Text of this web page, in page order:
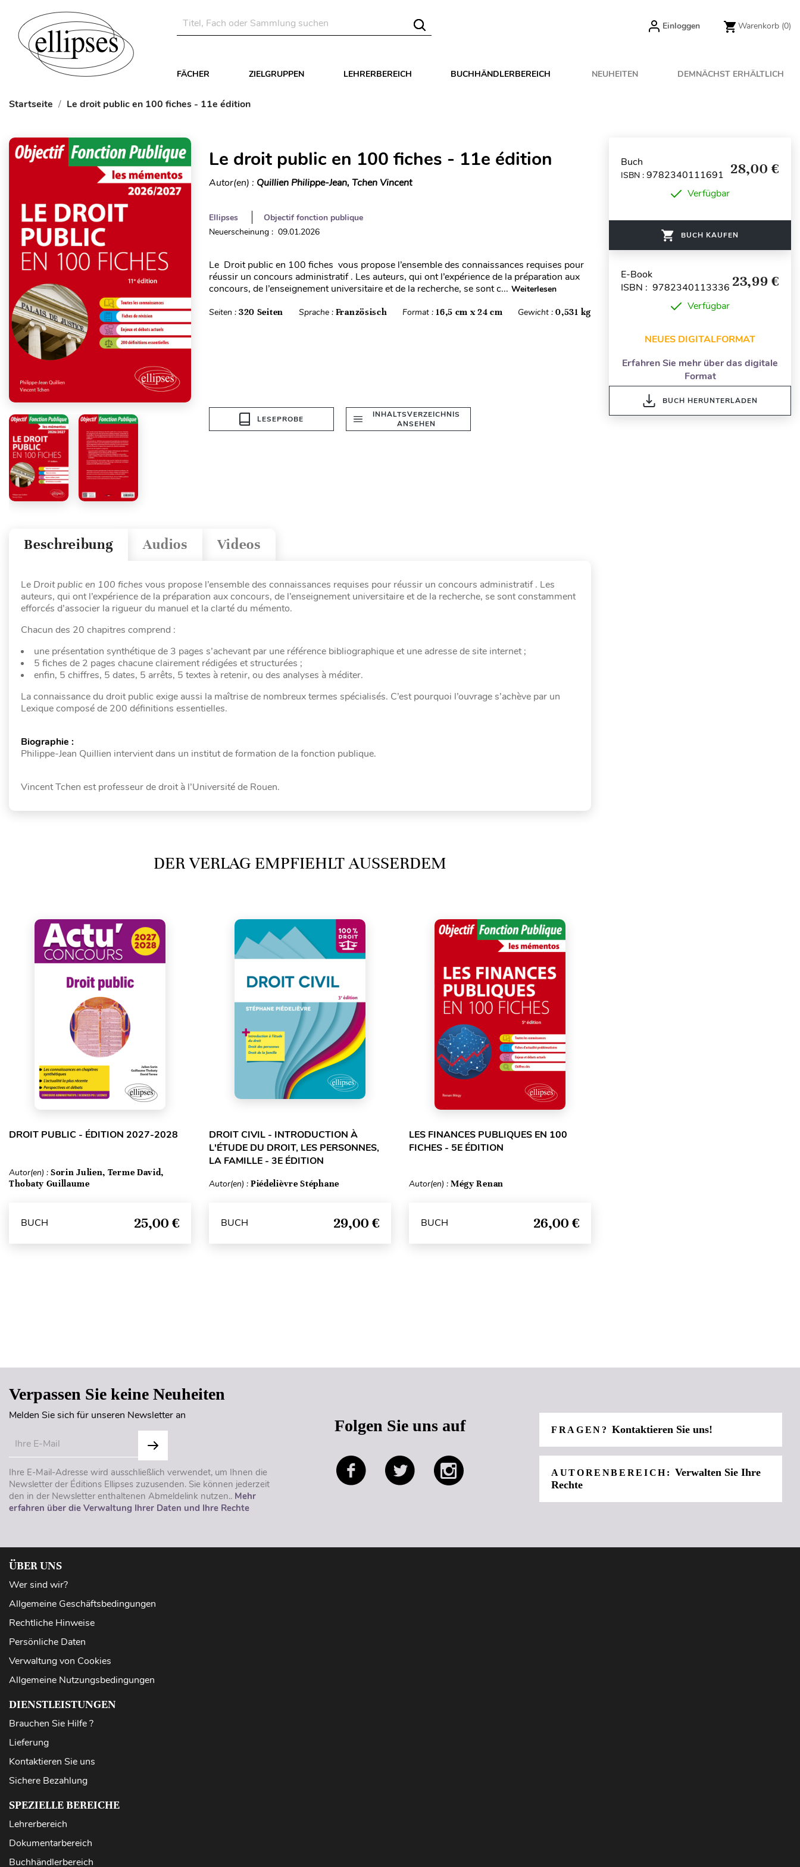
Einloggen Warenkorb (0)
FÄCHER ZIELGRUPPEN LEHRERBEREICH BUCHHÄNDLERBEREICH NEUHEITEN DEMNÄCHST ERHÄLTLICH
Startseite Le droit public en 100 fiches - 11e édition
Le droit public en 100 fiches - 11e édition
Autor(en) : Quillien Philippe-Jean, Tchen Vincent
Ellipses
Objectif fonction publique
Neuerscheinung : 09.01.2026
Le Droit public en 100 fiches vous propose l’ensemble des connaissances requises pour
réussir un concours administratif . Les auteurs, qui ont l’expérience de la préparation aux
concours, de l’enseignement universitaire et de la recherche, se sont c... Weiterlesen
Seiten : 320 Seiten Sprache : Französisch Format :16,5 cm x 24 cm Gewicht :0,531 kg
LESEPROBE
INHALTSVERZEICHNIS
ANSEHEN
Videos
Audios
Beschreibung
Le Droit public en 100 fiches vous propose l’ensemble des connaissances requises pour réussir un concours administratif . Les
auteurs, qui ont l’expérience de la préparation aux concours, de l’enseignement universitaire et de la recherche, se sont constamment
efforcés d’associer la rigueur du manuel et la clarté du mémento.
Chacun des 20 chapitres comprend :
une présentation synthétique de 3 pages s’achevant par une référence bibliographique et une adresse de site internet ;
5 fiches de 2 pages chacune clairement rédigées et structurées ;
enfin, 5 chiffres, 5 dates, 5 arrêts, 5 textes à retenir, ou des analyses à méditer.
La connaissance du droit public exige aussi la maîtrise de nombreux termes spécialisés. C’est pourquoi l’ouvrage s’achève par un
Lexique composé de 200 définitions essentielles.
Biographie :
Philippe-Jean Quillien intervient dans un institut de formation de la fonction publique.
Vincent Tchen est professeur de droit à l’Université de Rouen.
DER VERLAG EMPFIEHLT AUSSERDEM
DROIT PUBLIC - ÉDITION 2027-2028
Autor(en) : Sorin Julien, Terme David,
Thobaty Guillaume
BUCH 25,00 €
DROIT CIVIL - INTRODUCTION À
L'ÉTUDE DU DROIT, LES PERSONNES,
LA FAMILLE - 3E ÉDITION
Autor(en) : Piédelièvre Stéphane
BUCH 29,00 €
LES FINANCES PUBLIQUES EN 100
FICHES - 5E ÉDITION
Autor(en) : Mégy Renan
BUCH 26,00 €
Buch
ISBN : 9782340111691 28,00 €
Verfügbar
BUCH KAUFEN
E-Book
ISBN : 9782340113336 23,99 €
Verfügbar
NEUES DIGITALFORMAT
Erfahren Sie mehr über das digitale
Format
BUCH HERUNTERLADEN
Verpassen Sie keine Neuheiten
Melden Sie sich für unseren Newsletter an
Ihre E-Mail-Adresse wird ausschließlich verwendet, um Ihnen die
Newsletter der Éditions Ellipses zuzusenden. Sie können jederzeit
den in der Newsletter enthaltenen Abmeldelink nutzen.. Mehr
erfahren über die Verwaltung Ihrer Daten und Ihre Rechte
Folgen Sie uns auf FRAGEN?Kontaktieren Sie uns!
AUTORENBEREICH:Verwalten Sie Ihre
Rechte
ÜBER UNS
Wer sind wir?
Allgemeine Geschäftsbedingungen
Rechtliche Hinweise
Persönliche Daten
Verwaltung von Cookies
Allgemeine Nutzungsbedingungen
DIENSTLEISTUNGEN
Brauchen Sie Hilfe ?
Lieferung
Kontaktieren Sie uns
Sichere Bezahlung
SPEZIELLE BEREICHE
Lehrerbereich
Dokumentarbereich
Buchhändlerbereich